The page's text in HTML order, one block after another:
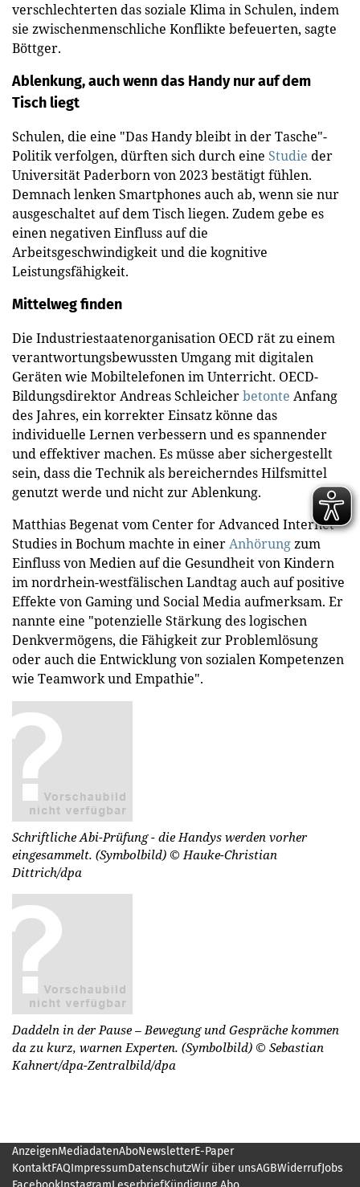
verschlechterten das soziale Klima in Schulen, indem
sie zwischenmenschliche Konflikte befeuerten, sagte
Böttger.
Ablenkung, auch wenn das Handy nur auf dem
Tisch liegt
Schulen, die eine "Das Handy bleibt in der Tasche"-
Politik verfolgen, dürften sich durch eine Studie der
Universität Paderborn von 2023 bestätigt fühlen.
Demnach lenken Smartphones auch ab, wenn sie nur
ausgeschaltet auf dem Tisch liegen. Zudem gebe es
einen negativen Einfluss auf die
Arbeitsgeschwindigkeit und die kognitive
Leistungsfähigkeit.
Mittelweg finden
Die Industriestaatenorganisation OECD rät zu einem
verantwortungsbewussten Umgang mit digitalen
Geräten wie Mobiltelefonen im Unterricht. OECD-
Bildungsdirektor Andreas Schleicherbetonte Anfang
des Jahres, ein korrekter Einsatz könne das
individuelle Lernen verbessern und es spannender
und effektiver machen. Es müsse aber sichergestellt
sein, dass die Technik als bereicherndes Hilfsmittel
genutzt werde und nicht zur Ablenkung.
Matthias Begenat vom Center for Advanced Internet
Studies in Bochum machte in einerAnhörungzum
Einfluss von Medien auf die Gesundheit von Kindern
im nordrhein-westfälischen Landtag auch auf positive
Effekte von Gaming und Social Media aufmerksam. Er
nannte eine "potenzielle Stärkung des logischen
Denkvermögens, die Fähigkeit zur Problemlösung
oder auch die Entwicklung von sozialen Kompetenzen
wie Teamwork und Empathie".
Schriftliche Abi-Prüfung - die Handys werden vorher
eingesammelt. (Symbolbild) © Hauke-Christian
Dittrich/dpa
Daddeln in der Pause – Bewegung und Gespräche kommen
da zu kurz, warnen Experten. (Symbolbild) © Sebastian
Kahnert/dpa-Zentralbild/dpa
AnzeigenMediadatenAboNewsletterE-Paper
KontaktFAQImpressumDatenschutzWir über unsAGBWiderrufJobs